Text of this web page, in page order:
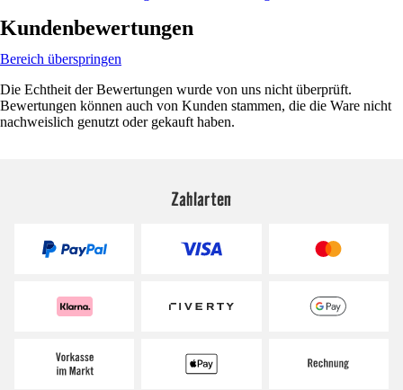
Kundenbewertungen
Bereich überspringen
Die Echtheit der Bewertungen wurde von uns nicht überprüft.
Bewertungen können auch von Kunden stammen, die die Ware nicht
nachweislich genutzt oder gekauft haben.
Zahlarten